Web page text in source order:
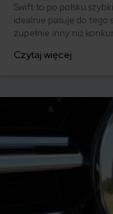
Swift to po polsku
idealnie pasuje do tego
zupełnie inny niż
fazę topornej gąsienicy,
Czytaj więcej